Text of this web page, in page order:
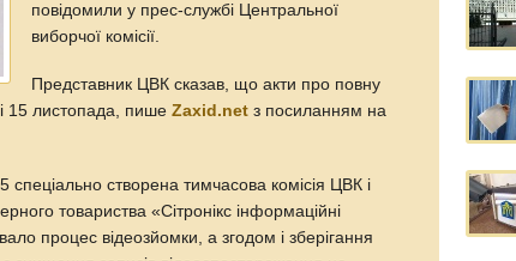
повідомили у прес-службі Центральної
виборчої комісії.
Представник ЦВК сказав, що акти про повну
15 листопада, пишеZaxid.net з посиланням на
створена тимчасова комісія ЦВК і
товариства «Сітронікс інформаційні
процес відеозйомки, а згодом і зберігання